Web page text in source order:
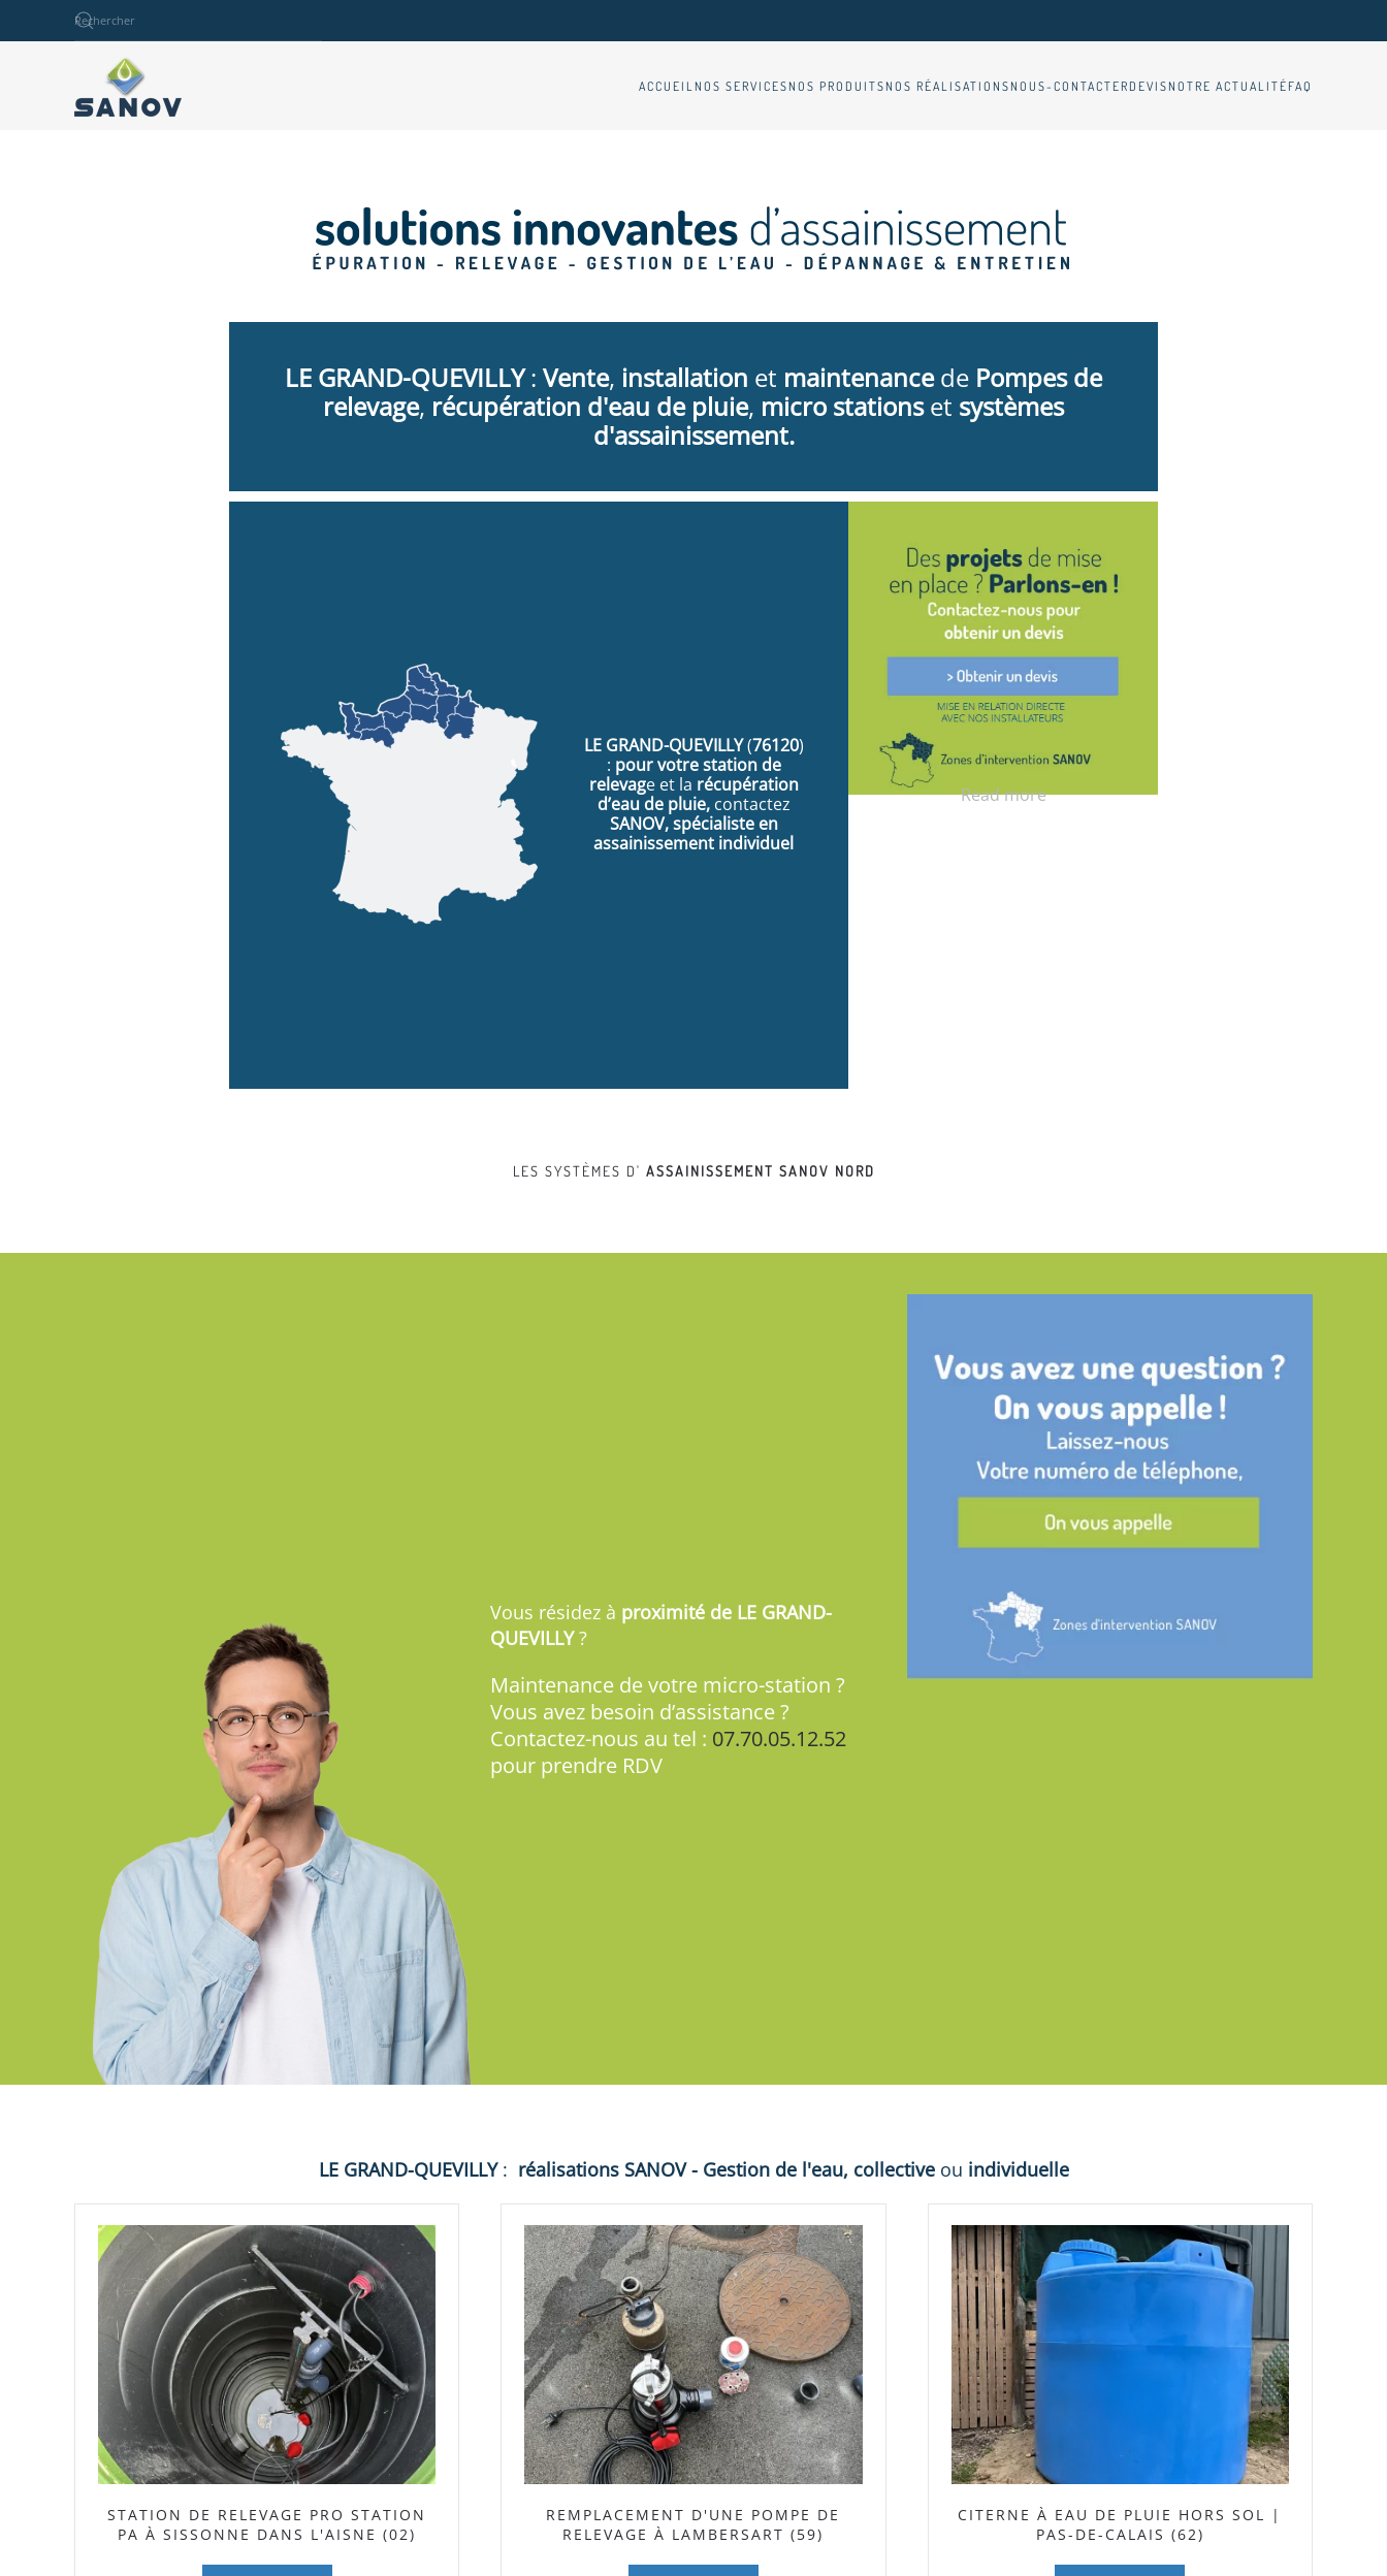
Accéder au contenu principal
ACCUEIL NOS SERVICES NOS PRODUITS NOS RÉALISATIONS NOUS-CONTACTER DEVIS NOTRE ACTUALITÉ FAQ
LE GRAND-QUEVILLY: Vente, installation et maintenancede Pompes de
relevage, récupération d'eau de pluie, micro stationset systèmes
d'assainissement.
LE GRAND-QUEVILLY(76120)
: pour votre station de
relevage et la récupération
d’eau de pluie, contactez
SANOV, spécialiste en
assainissement individuel
Read more
LES SYSTÈMES D' ASSAINISSEMENT SANOV NORD
Vous résidez à proximité de LE GRAND-
QUEVILLY?
Maintenance de votre micro-station ?
Vous avez besoin d’assistance ?
Contactez-nous au tel : 07.70.05.12.52
pour prendre RDV
LE GRAND-QUEVILLY : réalisations SANOV - Gestion de l'eau, collective ou individuelle
STATION DE RELEVAGE PRO STATION
PA À SISSONNE DANS L'AISNE (02)
REMPLACEMENT D'UNE POMPE DE
RELEVAGE À LAMBERSART (59)
CITERNE À EAU DE PLUIE HORS SOL |
PAS-DE-CALAIS (62)